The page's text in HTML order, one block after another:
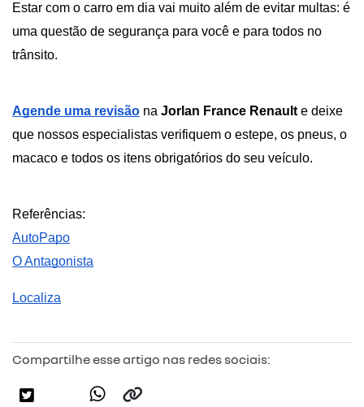
Estar com o carro em dia vai muito além de evitar multas: é
uma questão de segurança para você e para todos no
trânsito.
Agende uma revisão na Jorlan France Renault e deixe
que nossos especialistas verifiquem o estepe, os pneus, o
macaco e todos os itens obrigatórios do seu veículo.
Referências:
AutoPapo
O Antagonista
Localiza
Compartilhe esse artigo nas redes sociais: